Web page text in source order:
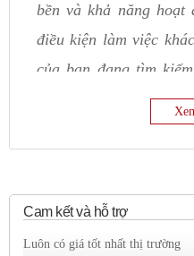
bền và khả năng hoạt
điều kiện làm việc
của bạn đang tìm
bảo hành đầy đủ và
chính là lựa
Festo MFH-3-1/2
Cam kết và hỗ trợ
Luôn có giá tốt nhất thị trường